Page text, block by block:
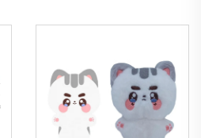
плюшевая кукла
индивидуальный
плюшевый брелок